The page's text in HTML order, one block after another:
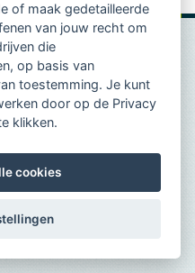
of maak gedetailleerde
van jouw recht om
die
op basis van
toestemming. Je kunt
door op de Privacy
klikken.
cookies